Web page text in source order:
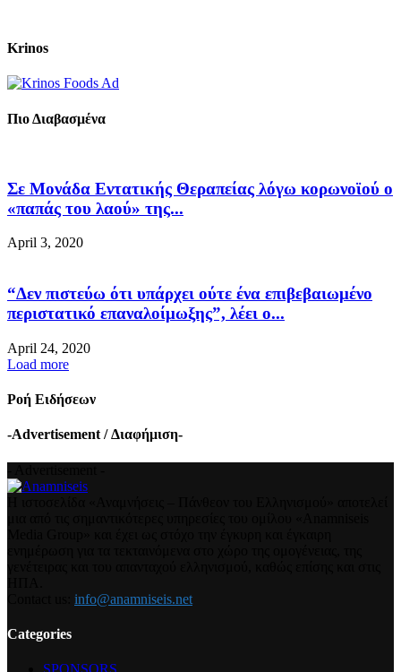
Krinos
Πιο Διαβασμένα
Σε Μονάδα Εντατικής Θεραπείας λόγω κορωνοϊού ο
«παπάς του λαού» της...
April 3, 2020
“Δεν πιστεύω ότι υπάρχει ούτε ένα επιβεβαιωμένο
περιστατικό επαναλοίμωξης”, λέει ο...
April 24, 2020
Load more
Ροή Ειδήσεων
-Advertisement / Διαφήμιση-
info@anamniseis.net
Categories
SPONSORS